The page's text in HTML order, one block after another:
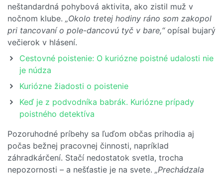
neštandardná pohybová aktivita, ako zistil muž v
nočnom klube. „Okolo tretej hodiny ráno som zakopol
pri tancovaní o pole-dancovú tyč v bare,“opísal bujarý
večierok v hlásení.
Cestovné poistenie: O kuriózne poistné udalosti nie
je núdza
Kuriózne žiadosti o poistenie
Keď je z podvodníka babrák. Kuriózne prípady
poistného detektíva
Pozoruhodné príbehy sa ľuďom občas prihodia aj
počas bežnej pracovnej činnosti, napríklad
záhradkárčení. Stačí nedostatok svetla, trocha
nepozornosti – a nešťastie je na svete. „Prechádzala